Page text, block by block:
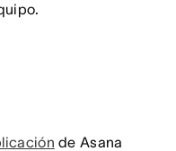
de Asana